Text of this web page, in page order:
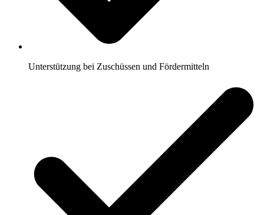
Unterstützung bei Zuschüssen und Fördermitteln